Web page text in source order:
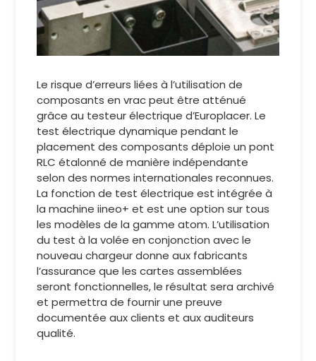
Le risque d’erreurs liées à l’utilisation de
composants en vrac peut être atténué
grâce au testeur électrique d’Europlacer. Le
test électrique dynamique pendant le
placement des composants déploie un pont
RLC étalonné de manière indépendante
selon des normes internationales reconnues.
La fonction de test électrique est intégrée à
la machine iineo+ et est une option sur tous
les modèles de la gamme atom. L’utilisation
du test à la volée en conjonction avec le
nouveau chargeur donne aux fabricants
l’assurance que les cartes assemblées
seront fonctionnelles, le résultat sera archivé
et permettra de fournir une preuve
documentée aux clients et aux auditeurs
qualité.